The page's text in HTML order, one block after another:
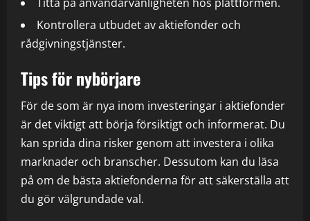
Kontrollera utbudet av aktiefonder och
rådgivningstjänster.
Tips för nybörjare
För de som är nya inom investeringar i aktiefonder
är det viktigt att börja försiktigt och informerat. Du
kan sprida dina risker genom att investera i olika
marknader och branscher. Dessutom kan du läsa
på om de bästa aktiefonderna för att säkerställa att
du gör välgrundade val.